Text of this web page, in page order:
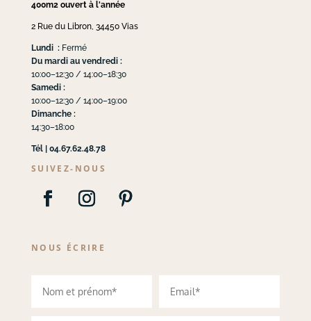
400m2 ouvert à l'année
2 Rue du Libron, 34450 Vias
Lundi :Fermé
Du mardi au vendredi :
10:00–12:30 / 14:00–18:30
Samedi :
10:00–12:30 / 14:00–19:00
Dimanche :
14:30–18:00
Tél | 04.67.62.48.78
SUIVEZ-NOUS
NOUS ÉCRIRE